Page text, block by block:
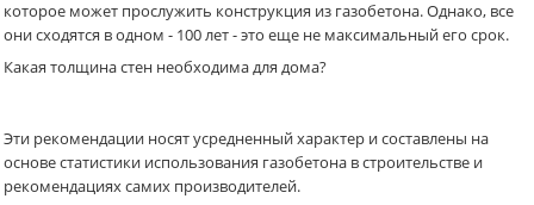
которое может прослужить конструкция из газобетона. Однако, все
они сходятся в одном - 100 лет - это еще не максимальный его срок.
Какая толщина стен необходима для дома?
Эти рекомендации носят усредненный характер и составлены на
основе статистики использования газобетона в строительстве и
рекомендациях самих производителей.